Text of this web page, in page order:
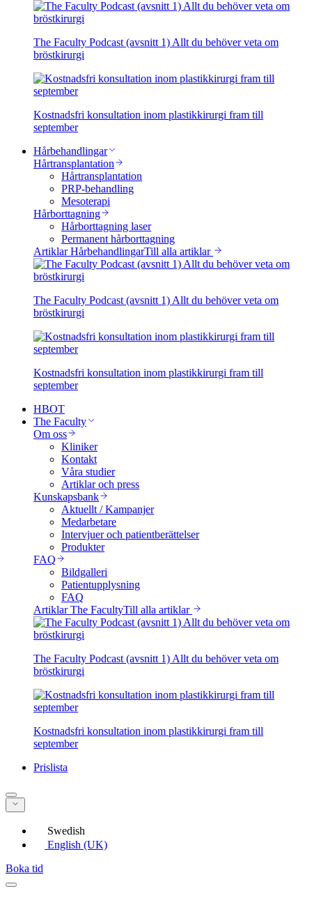
The Faculty Podcast (avsnitt 1) Allt du behöver veta om
bröstkirurgi
Kostnadsfri konsultation inom plastikkirurgi fram till
september
Hårbehandlingar
Hårtransplantation
Hårtransplantation
PRP-behandling
Mesoterapi
Hårborttagning
Hårborttagning laser
Permanent hårborttagning
Artiklar HårbehandlingarTill alla artiklar
The Faculty Podcast (avsnitt 1) Allt du behöver veta om
bröstkirurgi
Kostnadsfri konsultation inom plastikkirurgi fram till
september
HBOT
The Faculty
Om oss
Kliniker
Kontakt
Våra studier
Artiklar och press
Kunskapsbank
Aktuellt / Kampanjer
Medarbetare
Intervjuer och patientberättelser
Produkter
FAQ
Bildgalleri
Patientupplysning
FAQ
Artiklar The FacultyTill alla artiklar
The Faculty Podcast (avsnitt 1) Allt du behöver veta om
bröstkirurgi
Kostnadsfri konsultation inom plastikkirurgi fram till
september
Prislista
Swedish
English (UK)
Boka tid